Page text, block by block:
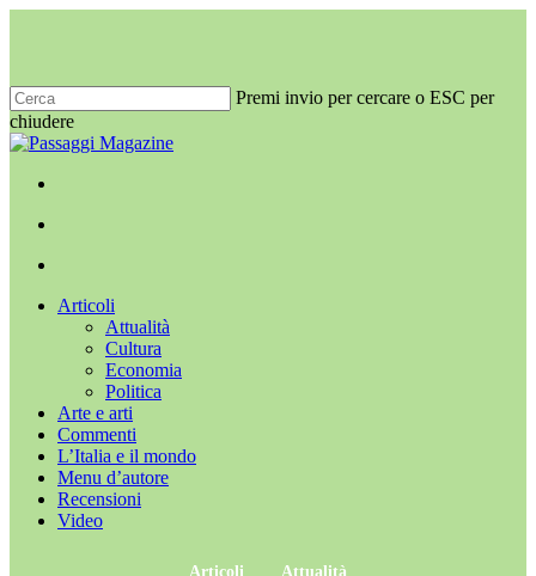
principale
Premi invio per cercare o ESC per
chiudere
Chiudi
Menu
cerca
Menu
Articoli
Attualità
Cultura
Economia
Politica
Arte e arti
Commenti
L’Italia e il mondo
Menu d’autore
Recensioni
Video
Articoli Attualità